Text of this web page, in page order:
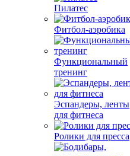
Пилатес
Фитбол-аэробика
Функциональный
тренинг
Эспандеры, ленты
для фитнеса
Ролики для пресса